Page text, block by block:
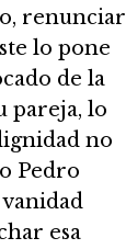
renunciar
lo pone
de la
pareja, lo
no
Pedro
vanidad
esa